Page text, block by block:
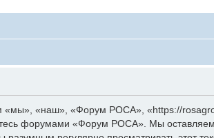
«наш», «Форум РОСА», «https://
форумами «Форум РОСА». Мы